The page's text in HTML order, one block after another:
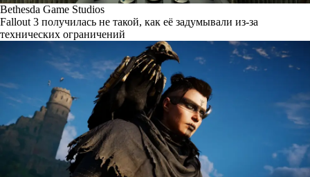
Bethesda Game Studios
Fallout 3 получилась не такой, как её задумывали из-за
технических ограничений